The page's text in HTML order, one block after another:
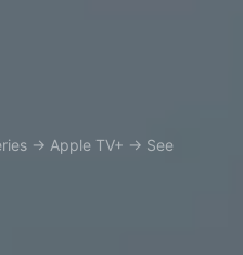
→ Apple TV+ → See